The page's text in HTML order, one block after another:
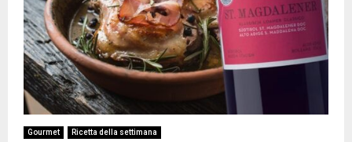
Gourmet Ricetta della settimana